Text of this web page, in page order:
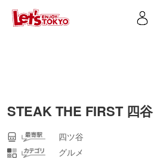
STEAK THE FIRST 四谷
四ツ谷
グルメ